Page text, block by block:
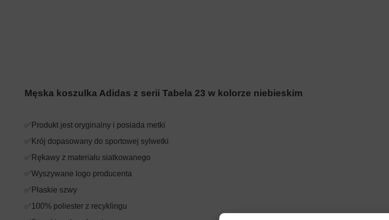
Męska koszulka Adidas z serii Tabela 23 w kolorze niebieskim
✅Produkt jest oryginalny i posiada metki
✅Krój dopasowany do sportowej sylwetki
✅Rękawy z materiału siatkowanego
✅Wyszywane logo producenta
✅Płaskie szwy
✅100% poliester z recyklingu